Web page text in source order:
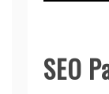
SEO